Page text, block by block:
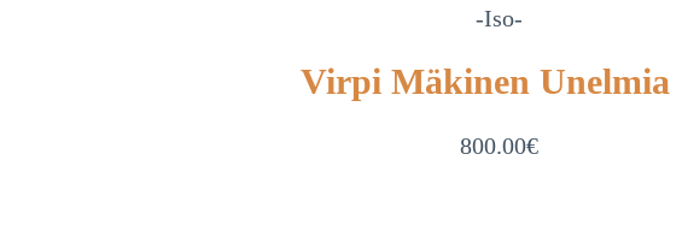
-Iso-
Virpi Mäkinen Unelmia
800.00€